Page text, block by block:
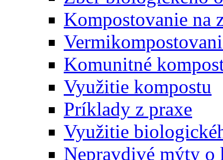
Kompostovanie na
Komunitné
Využitie kompostu
Príklady z praxe
Využitie
Nepravdivé mýty o